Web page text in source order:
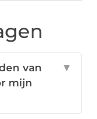
van
mijn
▼